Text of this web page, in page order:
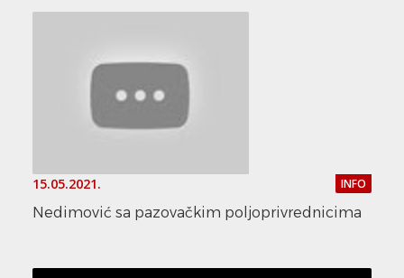
15.05.2021. INFO
Nedimović sa pazovačkim poljoprivrednicima